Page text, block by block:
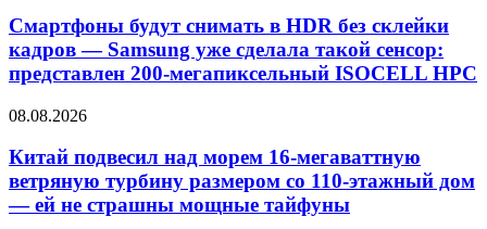
Смартфоны будут снимать в HDR без склейки
кадров — Samsung уже сделала такой сенсор:
представлен 200-мегапиксельный ISOCELL HPC
08.08.2026
Китай подвесил над морем 16-мегаваттную
ветряную турбину размером со 110-этажный дом
— ей не страшны мощные тайфуны